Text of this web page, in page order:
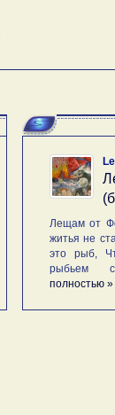
Лещам от
житья не
это рыб,
рыбьем
полностью »